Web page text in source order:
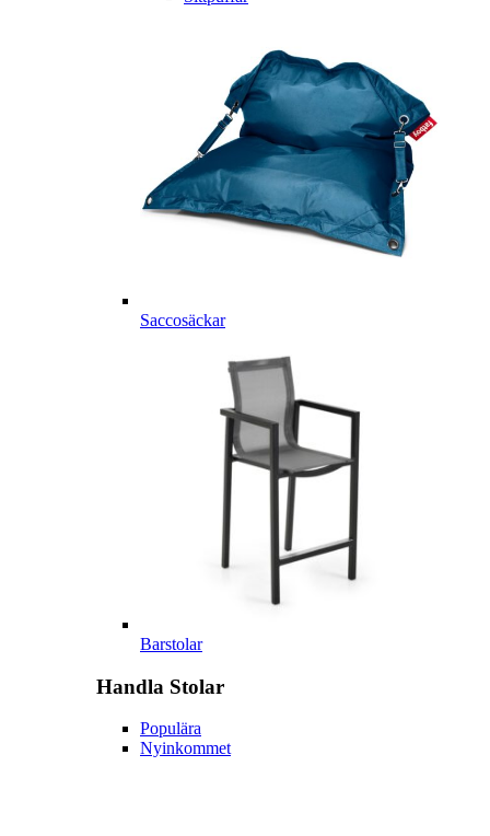
Saccosäckar
Barstolar
Handla Stolar
Populära
Nyinkommet